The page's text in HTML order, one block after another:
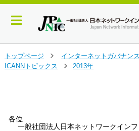
イ
トップページ
＞
インターネットガバナンス
ICANNトピックス
2013年
各位
一般社団法人日本ネットワークイン